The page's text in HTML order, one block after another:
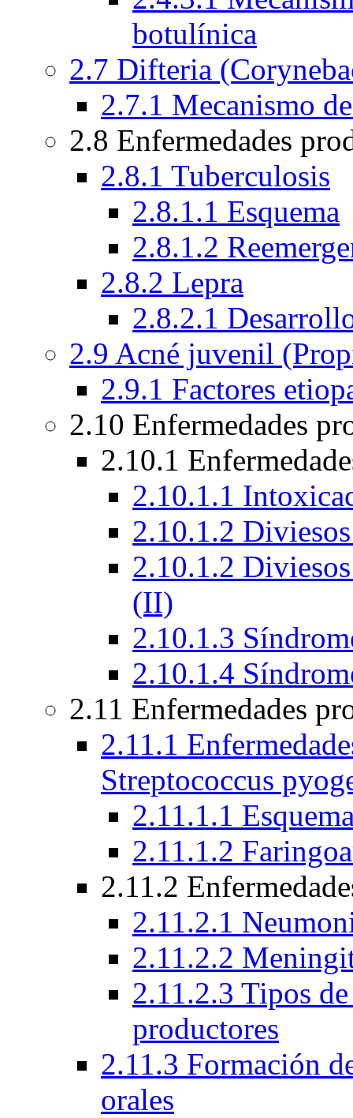
botulínica
2.7 Difteria
2.7.1 Mecanismo
2.8 Enfermedades
2.8.1 Tuberculosis
2.8.1.1 Esquema
2.8.1.2
2.8.2 Lepra
2.8.2.1
2.9 Acné juvenil
2.9.1 Factores
2.10 Enfermedades
2.10.1
2.10.1.1
2.10.1.2
2.10.1.2
(II)
2.10.1.3
2.10.1.4
2.11 Enfermedades
2.11.1
Streptococcus
2.11.1.1
2.11.1.2
2.11.2
2.11.2.1
2.11.2.2
2.11.2.3 Tipos
productores
2.11.3 Formación
orales